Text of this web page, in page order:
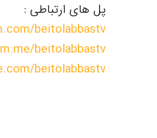
پل های ارتباطی :
beitolabbastv
beitolabbastv
beitolabbastv